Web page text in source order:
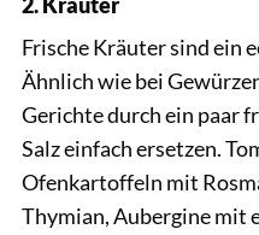
Frische Kräuter sind ein
Ähnlich wie bei
Gerichte durch ein paar
Salz einfach ersetzen.
Ofenkartoffeln mit
Thymian, Aubergine mit